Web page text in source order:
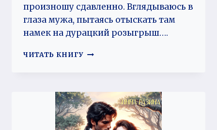
произношу сдавленно. Вглядываюсь в
глаза мужа, пытаясь отыскать там
намек на дурацкий розыгрыш….
ЧИТАТЬ КНИГУ ИСПРАВИТЬ
СЫН